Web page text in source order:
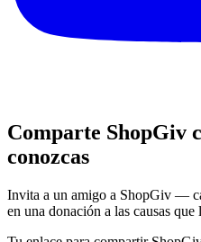
Comparte ShopGiv
conozcas
Invita a un amigo a ShopGiv —
en una donación a las causas